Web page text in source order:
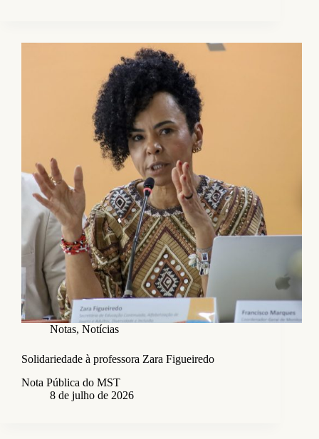
Notas, Notícias
Solidariedade à professora Zara Figueiredo
Nota Pública do MST
8 de julho de 2026